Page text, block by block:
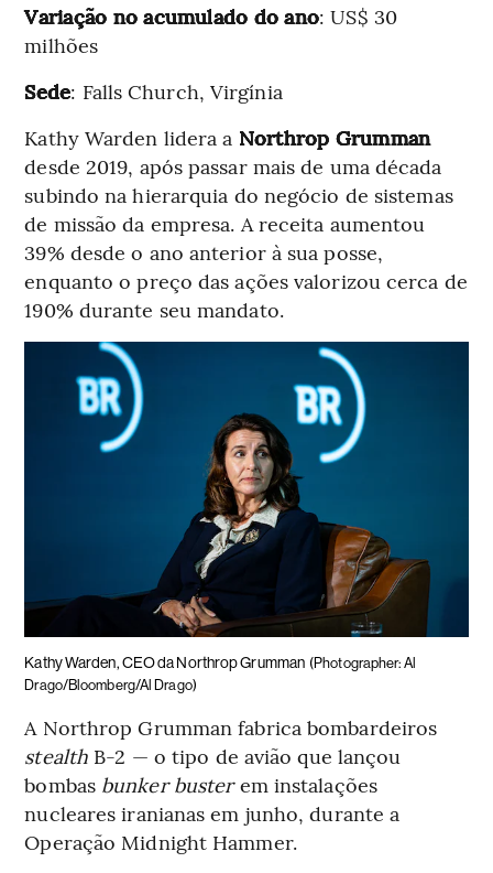
Variação no acumulado do ano: US$ 30
milhões
Sede: Falls Church, Virgínia
Kathy Warden lidera a Northrop Grumman
desde 2019, após passar mais de uma década
subindo na hierarquia do negócio de sistemas
de missão da empresa. A receita aumentou
39% desde o ano anterior à sua posse,
enquanto o preço das ações valorizou cerca de
190% durante seu mandato.
Kathy Warden, CEO da Northrop Grumman (Photographer: Al
Drago/Bloomberg/Al Drago)
A Northrop Grumman fabrica bombardeiros
stealth B-2 — o tipo de avião que lançou
bombas bunker busterem instalações
nucleares iranianas em junho, durante a
Operação Midnight Hammer.